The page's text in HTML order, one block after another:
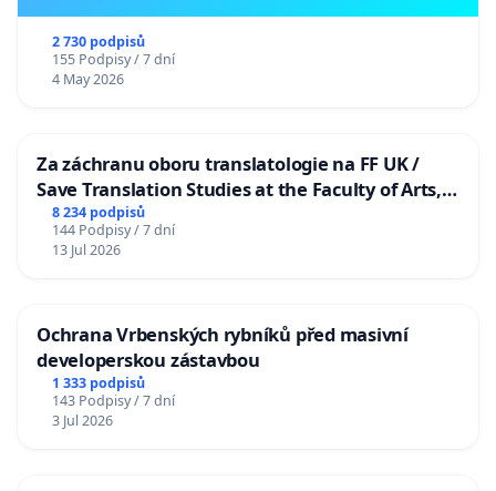
2 730 podpisů
155 Podpisy / 7 dní
4 May 2026
Za záchranu oboru translatologie na FF UK /
Save Translation Studies at the Faculty of Arts,
Charles University
8 234 podpisů
144 Podpisy / 7 dní
13 Jul 2026
Ochrana Vrbenských rybníků před masivní
developerskou zástavbou
1 333 podpisů
143 Podpisy / 7 dní
3 Jul 2026